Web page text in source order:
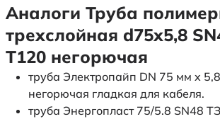
Аналоги Труба
трехслойная d75х5,8
Т120 негорючая
труба Электропайп DN 75 мм x
негорючая гладкая для кабеля.
труба Энергопласт 75/5.8 SN48